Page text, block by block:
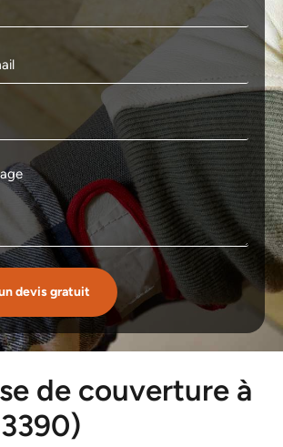
devis gratuit
de couverture à